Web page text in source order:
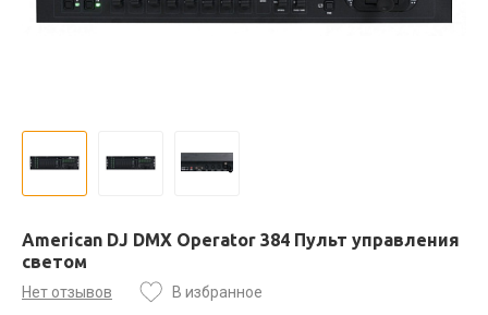
American DJ DMX Operator 384 Пульт управления
светом
Нет отзывов В избранное